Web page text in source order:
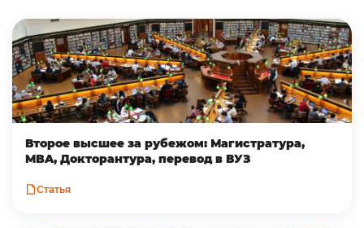
Второе высшее за рубежом: Магистратура,
MBA, Докторантура, перевод в ВУЗ
Статья